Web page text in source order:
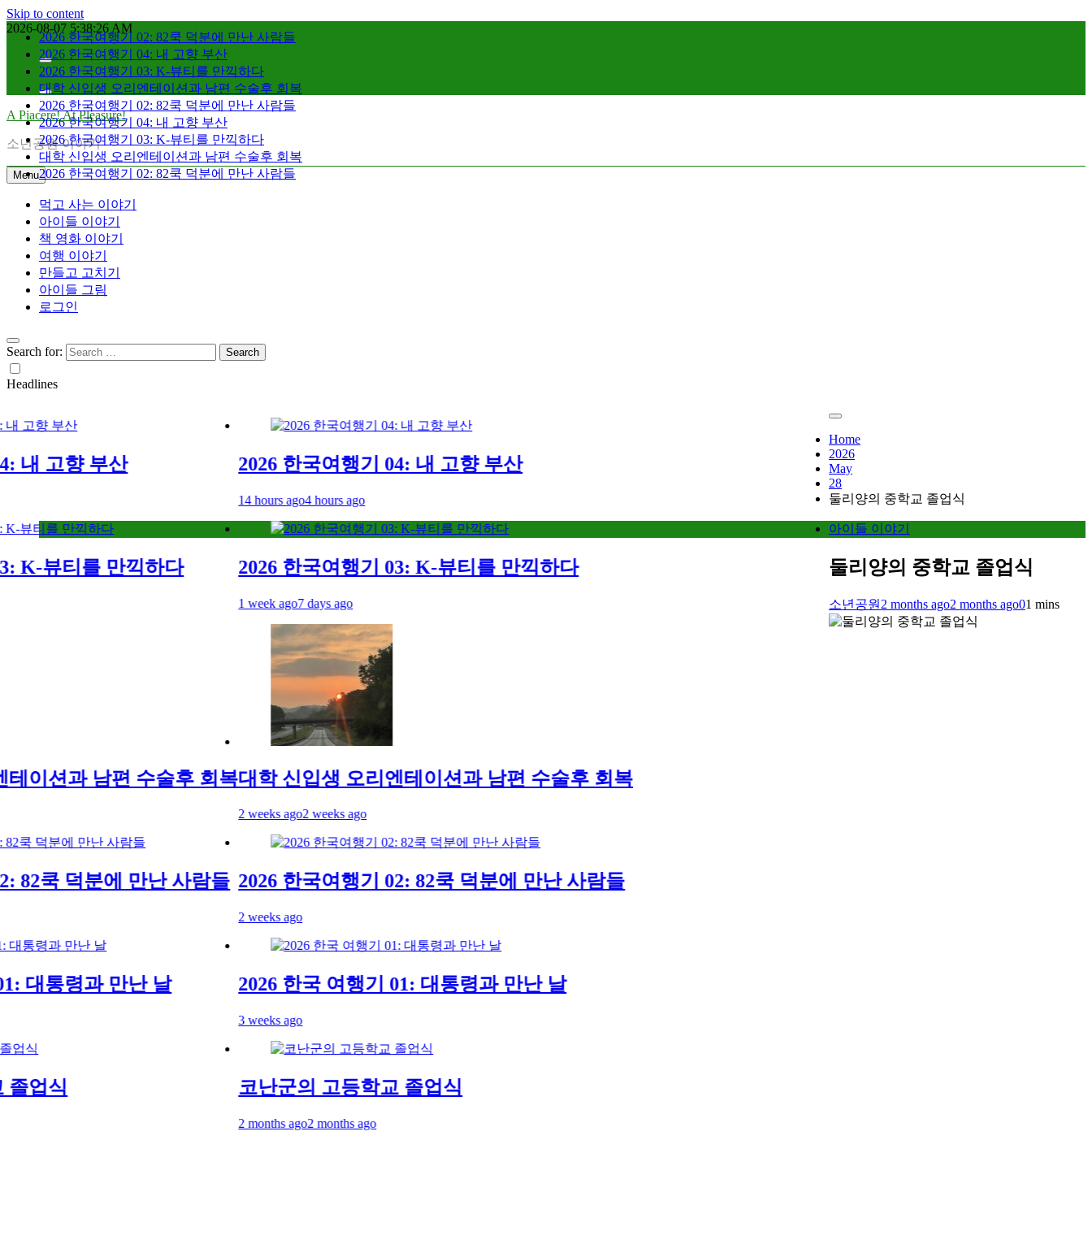
Skip to content
2026-08-07 5:38:27 AM
2026 한국여행기 02: 82쿡 덕분에 만난 사람들
2026 한국여행기 04: 내 고향 부산
2026 한국여행기 03: K-뷰티를 만끽하다
대학 신입생 오리엔테이션과 남편 수술후 회복
2026 한국여행기 02: 82쿡 덕분에 만난 사람들
2026 한국여행기 04: 내 고향 부산
2026 한국여행기 03: K-뷰티를 만끽하다
대학 신입생 오리엔테이션과 남편 수술후 회복
2026 한국여행기 02: 82쿡 덕분에 만난 사람들
A Piacere! At Pleasure!
소년공원 이야기
Menu
먹고 사는 이야기
아이들 이야기
책 영화 이야기
여행 이야기
만들고 고치기
아이들 그림
로그인
Search for:
Headlines
고향 부산
뷰티를 만끽하다
션과 남편 수술후 회복
쿡 덕분에 만난 사람들
통령과 만난 날
식
2026 한국여행기 04: 내 고향 부산
14 hours ago4 hours ago
2026 한국여행기 03: K-뷰티를 만끽하다
1 week ago7 days ago
대학 신입생 오리엔테이션과 남편 수술후 회복
2 weeks ago2 weeks ago
2026 한국여행기 02: 82쿡 덕분에 만난 사람들
2 weeks ago
2026 한국 여행기 01: 대통령과 만난 날
3 weeks ago
코난군의 고등학교 졸업식
2 months ago2 months ago
Home
2026
May
28
둘리양의 중학교 졸업식
아이들 이야기
둘리양의 중학교 졸업식
소년공원 2 months ago2 months ago01 mins